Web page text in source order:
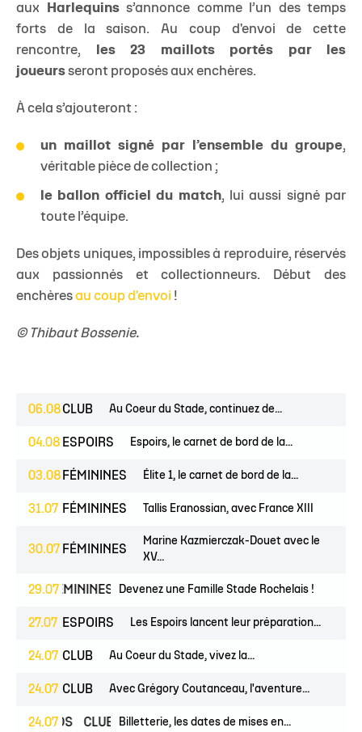
aux
Harlequinss’annonce comme l’un des temps
forts de la saison. Au coup d'envoi de cette
rencontre,
les 23 maillots portés par les
joueurs seront proposés aux enchères.
À cela s’ajouteront :
un maillot signé par l’ensemble du groupe,
véritable pièce de collection ;
le ballon officiel du match, lui aussi signé par
toute l’équipe.
Des objets uniques, impossibles à reproduire, réservés
aux passionnés et collectionneurs. Début des
enchères au coup d'envoi !
© Thibaut Bossenie.
06.08CLUB Au Coeur du Stade, continuez de...
04.08 ESPOIRS Espoirs, le carnet de bord de la...
03.08 FÉMININES Élite 1, le carnet de bord de la...
31.07 FÉMININES Tallis Eranossian, avec France XIII
30.07 FÉMININES
Marine Kazmierczak-Douet avec le
XV...
29.07
FÉMININES CLUBDevenez une Famille Stade Rochelais !
27.07 ESPOIRS Les Espoirs lancent leur préparation...
24.07 CLUB Au Coeur du Stade, vivez la...
24.07 CLUB Avec Grégory Coutanceau, l'aventure...
24.07
PROS CLUB Billetterie, les dates de mises en...